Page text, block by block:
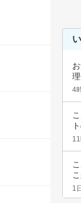
4
1